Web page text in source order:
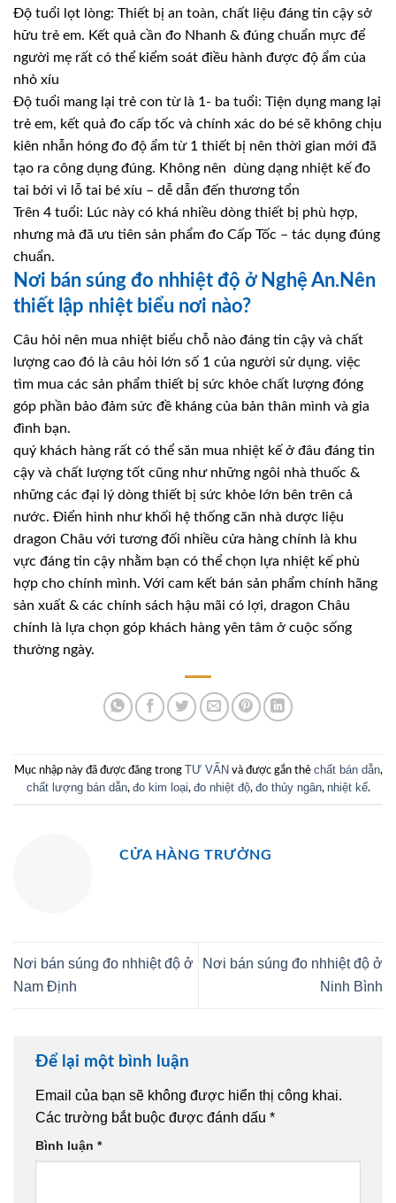
Độ tuổi lọt lòng: Thiết bị an toàn, chất liệu đáng tin cậy sở
hữu trẻ em. Kết quả cần đo Nhanh & đúng chuẩn mực để
người mẹ rất có thể kiểm soát điều hành được độ ẩm của
nhỏ xíu
Độ tuổi mang lại trẻ con từ là 1- ba tuổi: Tiện dụng mang lại
trẻ em, kết quả đo cấp tốc và chính xác do bé sẽ không chịu
kiên nhẫn hóng đo độ ẩm từ 1 thiết bị nên thời gian mới đã
tạo ra công dụng đúng. Không nên dùng dạng nhiệt kế đo
tai bởi vì lỗ tai bé xíu – dễ dẫn đến thương tổn
Trên 4 tuổi: Lúc này có khá nhiều dòng thiết bị phù hợp,
nhưng mà đã ưu tiên sản phẩm đo Cấp Tốc – tác dụng đúng
chuẩn.
Nơi bán súng đo nhhiệt độ ở Nghệ An.Nên
thiết lập nhiệt biểu nơi nào?
Câu hỏi nên mua nhiệt biểu chỗ nào đáng tin cậy và chất
lượng cao đó là câu hỏi lớn số 1 của người sử dụng. việc
tìm mua các sản phẩm thiết bị sức khỏe chất lượng đóng
góp phần bảo đảm sức đề kháng của bản thân mình và gia
đình bạn.
quý khách hàng rất có thể săn mua nhiệt kế ở đâu đáng tin
cậy và chất lượng tốt cũng như những ngôi nhà thuốc &
những các đại lý dòng thiết bị sức khỏe lớn bên trên cả
nước. Điển hình như khối hệ thống căn nhà dược liệu
dragon Châu với tương đối nhiều cửa hàng chính là khu
vực đáng tin cậy nhằm bạn có thể chọn lựa nhiệt kế phù
hợp cho chính mình. Với cam kết bán sản phẩm chính hãng
sản xuất & các chính sách hậu mãi có lợi, dragon Châu
chính là lựa chọn góp khách hàng yên tâm ở cuộc sống
thường ngày.
Mục nhập này đã được đăng trong TƯ VẤN và được gắn thẻ chất bán dẫn,
chất lượng bán dẫn, đo kim loại, đo nhiệt độ, đo thủy ngân, nhiệt kế.
CỬA HÀNG TRƯỞNG
Nơi bán súng đo nhhiệt độ ở
Nam Định
Nơi bán súng đo nhhiệt độ ở
Ninh Bình
Để lại một bình luận
Email của bạn sẽ không được hiển thị công khai.
Các trường bắt buộc được đánh dấu *
Bình luận *